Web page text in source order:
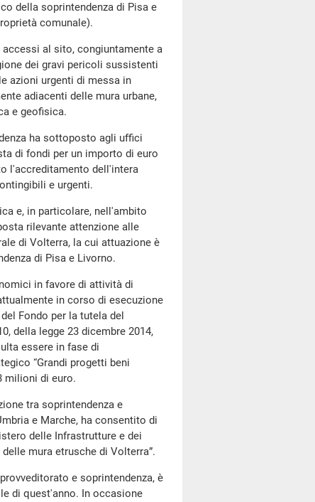
della soprintendenza di Pisa e
comunale).
al sito, congiuntamente a
dei gravi pericoli sussistenti
azioni urgenti di messa in
adiacenti delle mura urbane,
e geofisica.
ha sottoposto agli uffici
di fondi per un importo di euro
l'accreditamento dell'intera
e urgenti.
e, in particolare, nell'ambito
rilevante attenzione alle
di Volterra, la cui attuazione è
di Pisa e Livorno.
in favore di attività di
in corso di esecuzione
Fondo per la tutela del
della legge 23 dicembre 2014,
essere in fase di
“Grandi progetti beni
milioni di euro.
tra soprintendenza e
e Marche, ha consentito di
delle Infrastrutture e dei
mura etrusche di Volterra”.
e soprintendenza, è
di quest'anno. In occasione